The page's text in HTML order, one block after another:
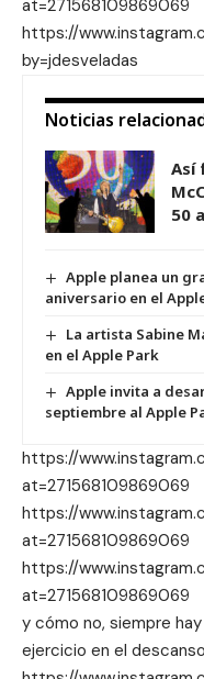
at=271568109869069
https://
by=jdesveladas
Noticias
Así
50
Apple planea un
aniversario en el
La artista Sabine
en el Apple Park
Apple invita a
septiembre al Apple
https://
at=271568109869069
https://
at=271568109869069
https://
at=271568109869069
y cómo no, siempre
ejercicio en el